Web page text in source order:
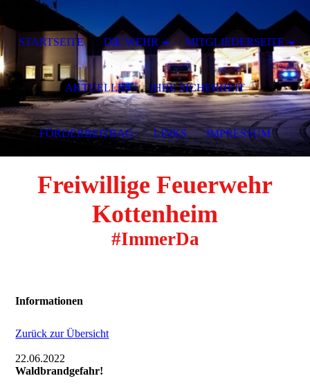
Freiwillige Feuerwehr
Kottenheim
#ImmerDa
Informationen
Zurück zur Übersicht
22.06.2022
Waldbrandgefahr!
STARTSEITE DIE WEHR MITGLIEDERSEITE
AKTUELLES IHRE SICHERHEIT
FÖRDERBEITRAG LINKS IMPRESSUM